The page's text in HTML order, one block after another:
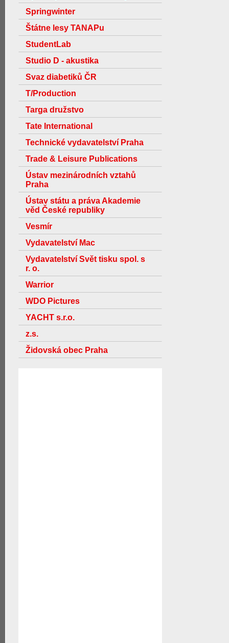
Springwinter
Štátne lesy TANAPu
StudentLab
Studio D - akustika
Svaz diabetiků ČR
T/Production
Targa družstvo
Tate International
Technické vydavatelství Praha
Trade & Leisure Publications
Ústav mezinárodních vztahů
Praha
Ústav státu a práva Akademie
věd České republiky
Vesmír
Vydavatelství Mac
Vydavatelství Svět tisku spol. s
r. o.
Warrior
WDO Pictures
YACHT s.r.o.
z.s.
Židovská obec Praha